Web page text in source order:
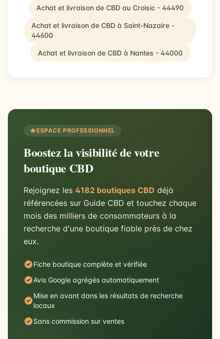
Achat et livraison de CBD au Croisic - 44490
Achat et livraison de CBD à Saint-Nazaire -
44600
Achat et livraison de CBD à Nantes - 44000
ESPACE PROFESSIONNEL
Boostez la visibilité de votre
boutique CBD
Rejoignez les 4182 boutiques CBD déjà
référencées sur Guide CBD et touchez chaque
mois des milliers de consommateurs à la
recherche d'une boutique fiable près de chez
eux.
Fiche boutique complète et vérifiée
Avis Google agrégés automatiquement
Mise en avant dans les résultats de recherche
locaux
Sans commission sur ventes